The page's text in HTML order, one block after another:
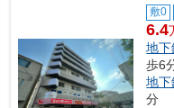
敷0
6.4
地
歩6
地下
分